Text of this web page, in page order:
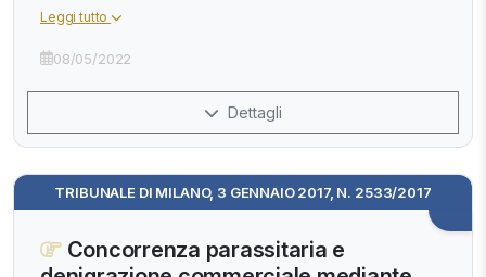
Leggi tutto
08/05/2022
Dettagli
TRIBUNALE DI MILANO, 3 GENNAIO 2017, N. 2533/2017
Concorrenza parassitaria e